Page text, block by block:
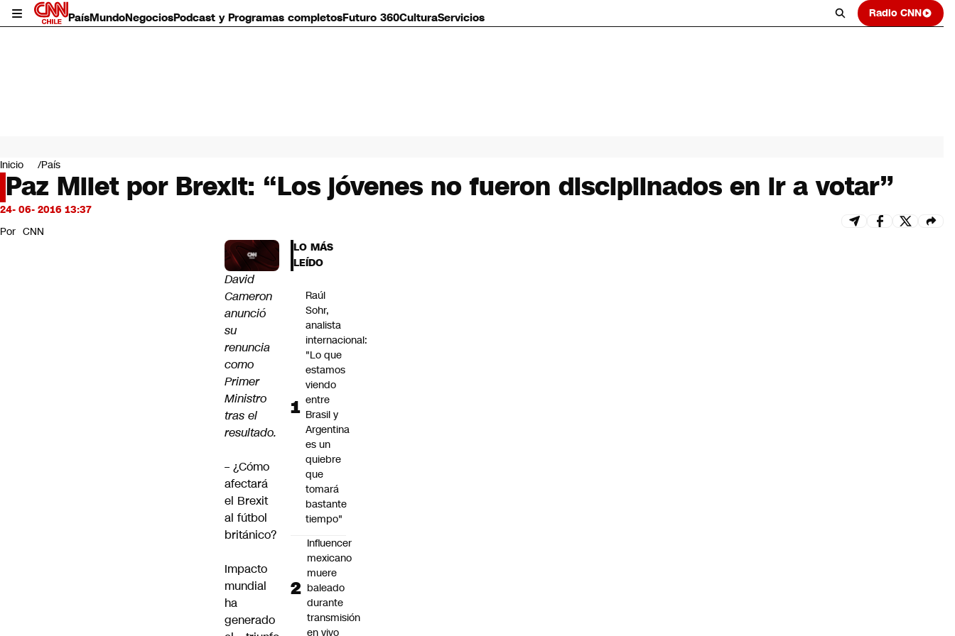
PaísMundoNegociosPodcast y Programas completosFuturo 360CulturaServicios Radio CNN
Mundo
Negocios
Deportes
Programas completos
Servicios
Inicio País
Paz Milet por Brexit: “Los jóvenes no fueron disciplinados en ir a votar”
24- 06- 2016 13:37
Por CNN
David
Cameron
anunció
su
renuncia
como
Primer
Ministro
tras el
resultado.
– ¿Cómo
afectará
el Brexit
al fútbol
británico?
Impacto
mundial
ha
generado
LO MÁS
LEÍDO
Raúl
Sohr,
analista
internacional:
"Lo que
estamos
viendo
entre
Brasil y
Argentina
es un
quiebre
que
tomará
bastante
tiempo"
Influencer
mexicano
muere
baleado
durante
transmisión
en vivo